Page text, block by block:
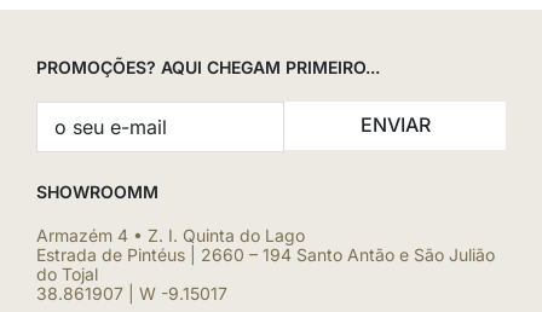
PROMOÇÕES? AQUI CHEGAM PRIMEIRO...
ENVIAR
SHOWROOMM
Armazém 4 • Z. I. Quinta do Lago
Estrada de Pintéus | 2660 – 194 Santo Antão e São Julião
do Tojal
38.861907 | W -9.15017